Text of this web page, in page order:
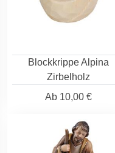
Blockkrippe Alpina
Zirbelholz
Ab10,00 €